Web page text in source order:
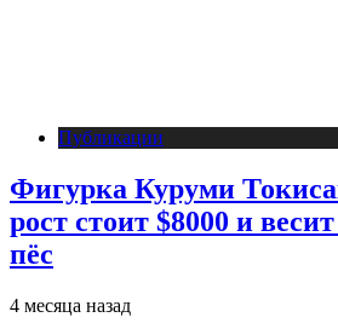
Публикации
Фигурка Куруми
рост стоит $8000 и
пёс
4 месяца назад